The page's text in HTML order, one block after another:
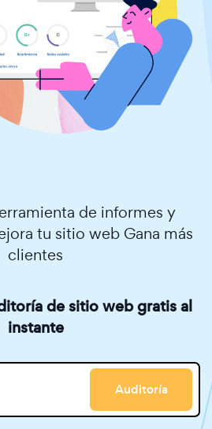
de informes y
tu sitio web Gana más
clientes
de sitio web gratis al
instante
Auditoría